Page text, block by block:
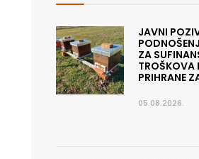
JAVNI
ZA
TROŠKOVA
PRIHRANE
05.08.2026.